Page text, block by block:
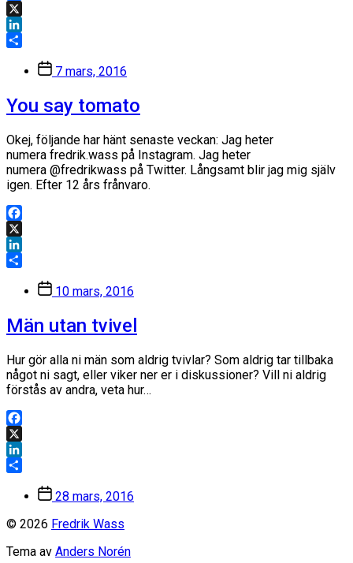
Facebook
X
LinkedIn
Inläggsdatum
7 mars, 2016
You say tomato
Okej, följande har hänt senaste veckan: Jag heter
numera fredrik.wass på Instagram. Jag heter
numera @fredrikwass på Twitter. Långsamt blir jag mig själv
igen. Efter 12 års frånvaro.
Facebook
X
LinkedIn
Inläggsdatum
10 mars, 2016
Män utan tvivel
Hur gör alla ni män som aldrig tvivlar? Som aldrig tar tillbaka
något ni sagt, eller viker ner er i diskussioner? Vill ni aldrig
förstås av andra, veta hur…
Facebook
X
LinkedIn
Inläggsdatum
28 mars, 2016
© 2026 Fredrik Wass
Tema av Anders Norén